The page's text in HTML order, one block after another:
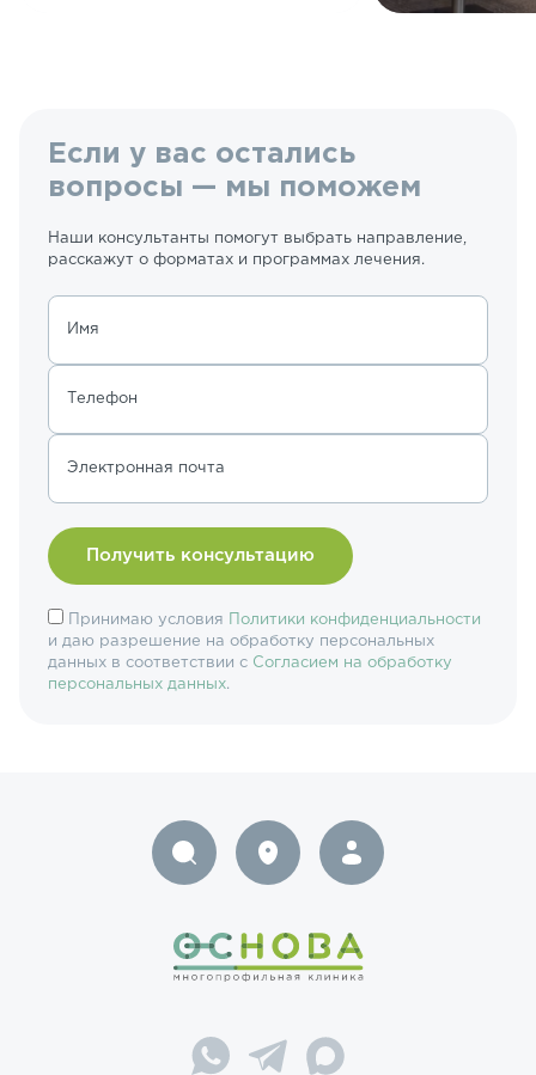
Если у вас остались
вопросы — мы поможем
Наши консультанты помогут выбрать направление,
расскажут о форматах и программах лечения.
Имя
Телефон
Электронная почта
Принимаю условия
Политики конфиденциальности
и даю разрешение на обработку персональных
данных в соответствии с Согласием на обработку
персональных данных.